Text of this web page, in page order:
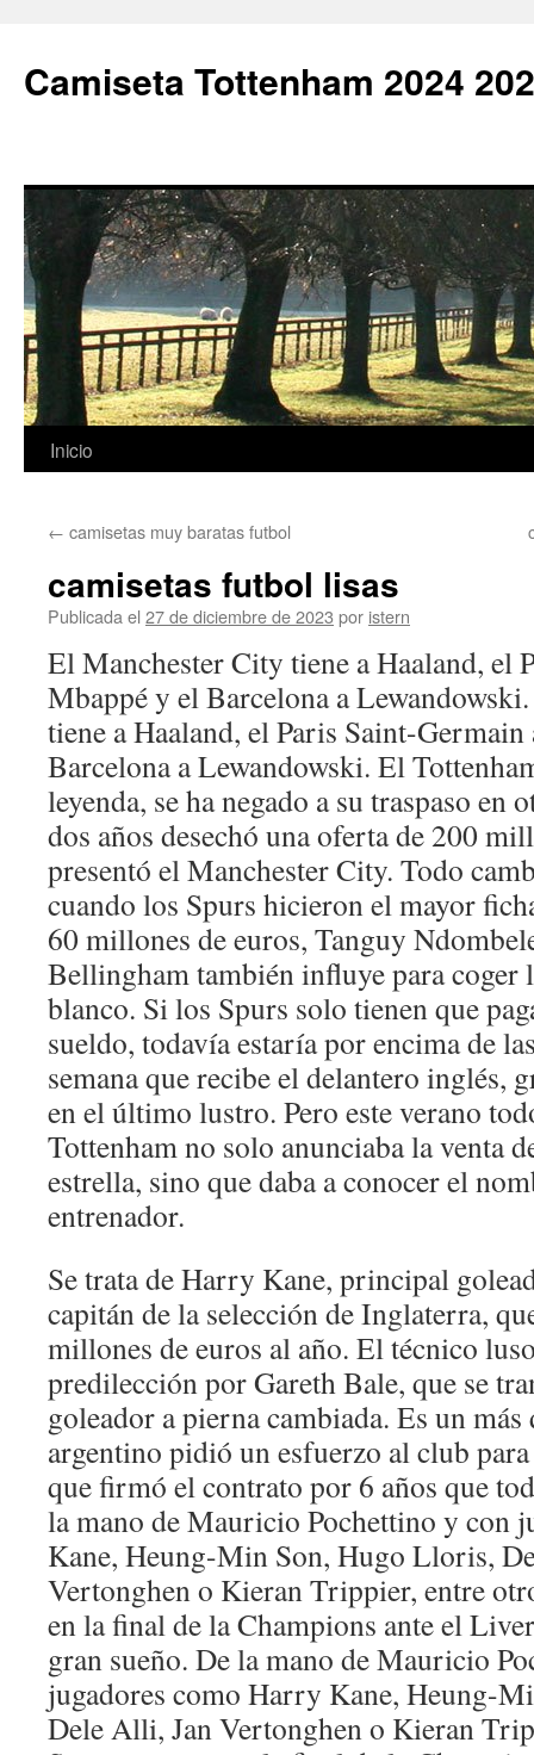
Camiseta Tottenham 2024
Saltar
contenido
Inicio
← camisetas muy baratas futbol
camisetas futbol lisas
Publicada el 27 de diciembre de 2023 por istern
El Manchester City tiene a Haaland, el
Mbappé y el Barcelona a
tiene a Haaland, el Paris Saint-
Barcelona a Lewandowski. El
leyenda, se ha negado a su traspaso en
dos años desechó una oferta de 200
presentó el Manchester City. Todo
cuando los Spurs hicieron el mayor
60 millones de euros, Tanguy
Bellingham también influye para coger
blanco. Si los Spurs solo tienen que
sueldo, todavía estaría por encima de
semana que recibe el delantero inglés,
en el último lustro. Pero este verano
Tottenham no solo anunciaba la venta
estrella, sino que daba a conocer el
entrenador.
Se trata de Harry Kane, principal
capitán de la selección de Inglaterra,
millones de euros al año. El técnico
predilección por Gareth Bale, que se
goleador a pierna cambiada. Es un
argentino pidió un esfuerzo al club
que firmó el contrato por 6 años que
la mano de Mauricio Pochettino y con
Kane, Heung-Min Son, Hugo Lloris,
Vertonghen o Kieran Trippier, entre
en la final de la Champions ante el
gran sueño. De la mano de Mauricio
jugadores como Harry Kane, Heung-
Dele Alli, Jan Vertonghen o Kieran